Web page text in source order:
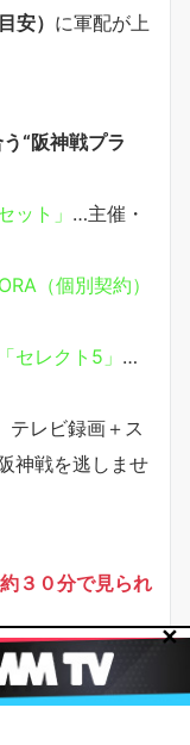
安） に軍配が上
“阪神戦プラ
ット」 …主催・
（個別契約）
セレクト5」 …
テレビ録画＋ス
神戦を逃しませ
３０分で見られ
✕